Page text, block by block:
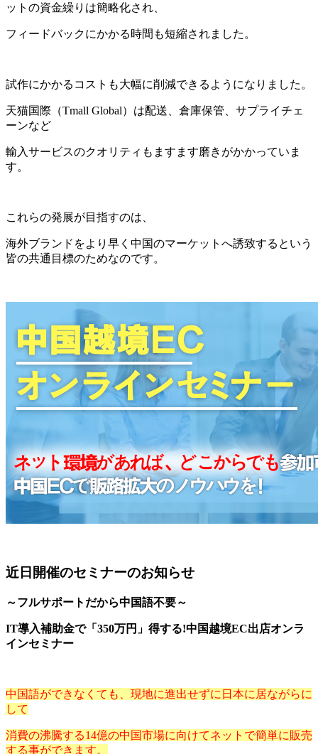
ットの資金繰りは簡略化され、
フィードバックにかかる時間も短縮されました。
試作にかかるコストも大幅に削減できるようになりました。
天猫国際（Tmall Global）は配送、倉庫保管、サプライチェ
ーンなど
輸入サービスのクオリティもますます磨きがかかっていま
す。
これらの発展が目指すのは、
海外ブランドをより早く中国のマーケットへ誘致するという
皆の共通目標のためなのです。
近日開催のセミナーのお知らせ
～フルサポートだから中国語不要～
IT導入補助金で「350万円」得する!中国越境EC出店オンラ
インセミナー
中国語ができなくても、現地に進出せずに日本に居ながらに
して
消費の沸騰する14億の中国市場に向けてネットで簡単に販売
する事ができます。